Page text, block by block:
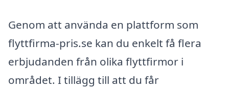
Genom att använda en plattform som
flyttfirma-pris.se kan du enkelt få flera
erbjudanden från olika flyttfirmor i
området. I tillägg till att du får